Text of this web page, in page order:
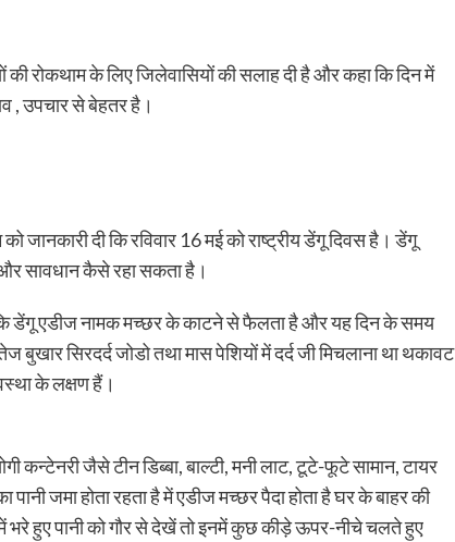
की रोकथाम के लिए जिलेवासियों की सलाह दी है और कहा कि दिन में
, उपचार से बेहतर है।
जानकारी दी कि रविवार 16 मई को राष्ट्रीय डेंगू दिवस है। डेंगू
सावधान कैसे रहा सकता है।
डेंगू एडीज नामक मच्छर के काटने से फैलता है और यह दिन के समय
सिरदर्द जोडो तथा मास पेशियों में दर्द जी मिचलाना था थकावट
के लक्षण हैं।
कन्टेनरी जैसे टीन डिब्बा, बाल्टी, मनी लाट, टूटे-फूटे सामान, टायर
जमा होता रहता है में एडीज मच्छर पैदा होता है घर के बाहर की
भरे हुए पानी को गौर से देखें तो इनमें कुछ कीड़े ऊपर-नीचे चलते हुए